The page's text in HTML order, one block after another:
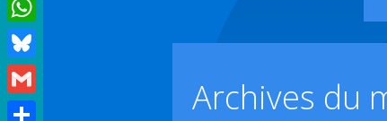
Archives du
WhatsApp
Bluesky
Gmail